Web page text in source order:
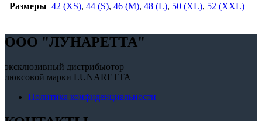
Размеры 42 (XS), 44 (S), 46 (M), 48 (L), 50 (XL), 52 (XXL)
OOO "ЛУНАРЕТТА"
эксклюзивный дистрибьютор
люксовой марки LUNARETTA
Политика конфиденциальности